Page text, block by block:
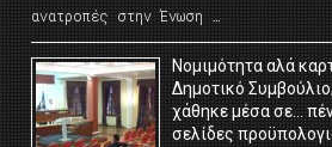
ανατροπές στην Ένωση …
Νομιμότητα αλά
Δημοτικό
χάθηκε μέσα σε…
σελίδες